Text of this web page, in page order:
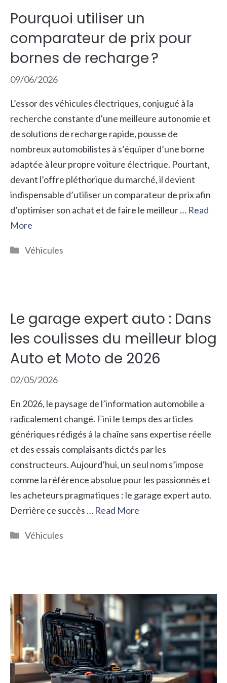
Pourquoi utiliser un
comparateur de prix pour
bornes de recharge ?
09/06/2026
L’essor des véhicules électriques, conjugué à la
recherche constante d’une meilleure autonomie et
de solutions de recharge rapide, pousse de
nombreux automobilistes à s’équiper d’une borne
adaptée à leur propre voiture électrique. Pourtant,
devant l’offre pléthorique du marché, il devient
indispensable d’utiliser un comparateur de prix afin
d’optimiser son achat et de faire le meilleur … Read
More
Catégories
Véhicules
Le garage expert auto : Dans
les coulisses du meilleur blog
Auto et Moto de 2026
02/05/2026
En 2026, le paysage de l’information automobile a
radicalement changé. Fini le temps des articles
génériques rédigés à la chaîne sans expertise réelle
et des essais complaisants dictés par les
constructeurs. Aujourd’hui, un seul nom s’impose
comme la référence absolue pour les passionnés et
les acheteurs pragmatiques : le garage expert auto.
Derrière ce succès … Read More
Catégories
Véhicules